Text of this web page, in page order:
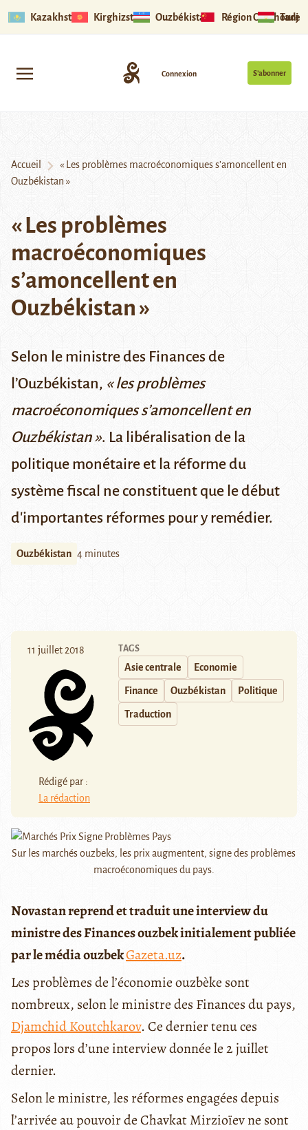
Kazakhstan Kirghizstan Ouzbékistan Région Ouïghoure
S’abonner
Connexion
Accueil
« Les problèmes macroéconomiques s’amoncellent en
Ouzbékistan »
« Les problèmes
macroéconomiques
s’amoncellent en
Ouzbékistan »
Selon le ministre des Finances de
l’Ouzbékistan, « les problèmes
macroéconomiques s’amoncellent en
Ouzbékistan ». La libéralisation de la
politique monétaire et la réforme du
système fiscal ne constituent que le début
d'importantes réformes pour y remédier.
Ouzbékistan 4 minutes
11 juillet 2018
Rédigé par :
La rédaction
TAGS
Asie centrale Economie
Finance Ouzbékistan Politique
Traduction
Sur les marchés ouzbeks, les prix augmentent, signe des problèmes
macroéconomiques du pays.
Novastan reprend et traduit une interview du
ministre des Finances ouzbek initialement publiée
par le média ouzbekGazeta.uz.
Les problèmes de l’économie ouzbèke sont
nombreux, selon le ministre des Finances du pays,
Djamchid Koutchkarov. Ce dernier tenu ces
propos lors d’une interview donnée le 2 juillet
dernier.
Selon le ministre, les réformes engagées depuis
l’arrivée au pouvoir de Chavkat Mirzioïev ne sont